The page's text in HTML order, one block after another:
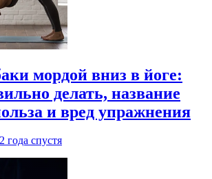
мордой вниз в йоге:
делать, название
и вред упражнения
2 года спустя